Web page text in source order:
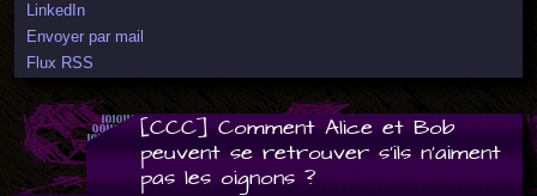
LinkedIn
Envoyer par mail
Flux RSS
[CCC] Comment Alice et Bob
peuvent se retrouver s'ils n'aiment
pas les oignons ?